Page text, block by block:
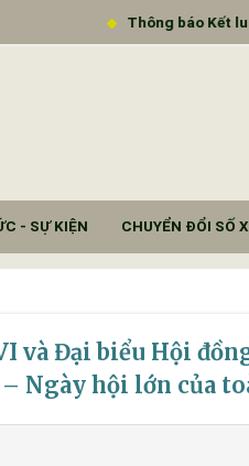
Thông báo Kết luận
- SỰ KIỆN CHUYỂN ĐỔI SỐ
và Đại biểu Hội
Ngày hội lớn của